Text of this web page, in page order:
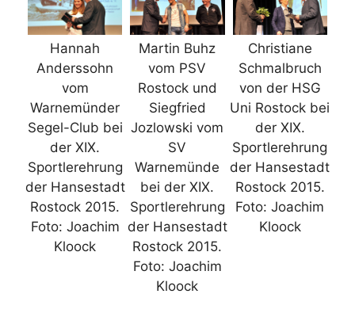
Hannah
Anderssohn
vom
Warnemünder
Segel-Club bei
der XIX.
Sportlerehrung
der Hansestadt
Rostock 2015.
Foto: Joachim
Kloock
Martin Buhz
vom PSV
Rostock und
Siegfried
Jozlowski vom
SV
Warnemünde
bei der XIX.
Sportlerehrung
der Hansestadt
Rostock 2015.
Foto: Joachim
Kloock
Christiane
Schmalbruch
von der HSG
Uni Rostock bei
der XIX.
Sportlerehrung
der Hansestadt
Rostock 2015.
Foto: Joachim
Kloock